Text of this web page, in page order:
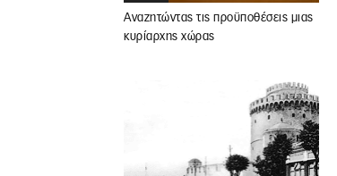
Αναζητώντας τις προϋποθέσεις μιας
κυρίαρχης χώρας